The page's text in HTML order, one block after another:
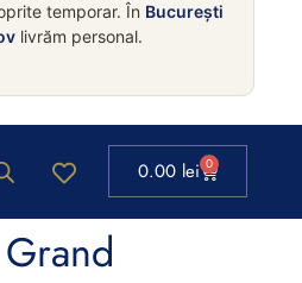
temporar. În București
livrăm personal.
0.00 lei 0